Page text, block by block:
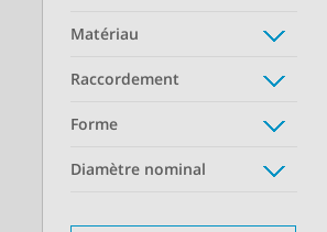
Matériau
Raccordement
Forme
Diamètre nominal